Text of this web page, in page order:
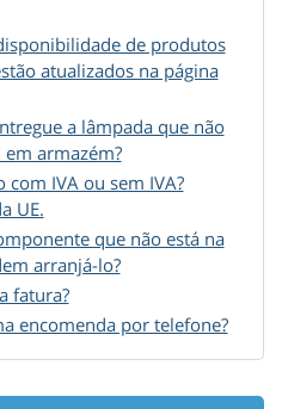
de produtos
atualizados na página
a lâmpada que não
armazém?
com IVA ou sem IVA?
UE.
que não está na
arranjá-lo?
fatura?
encomenda por telefone?